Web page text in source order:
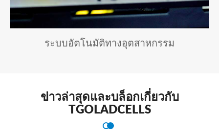
ระบบอัตโนมัติทางอุตสาหกรรม
ข่าวล่าสุดและบล็อกเกี่ยวกับ
TGOLADCELLS